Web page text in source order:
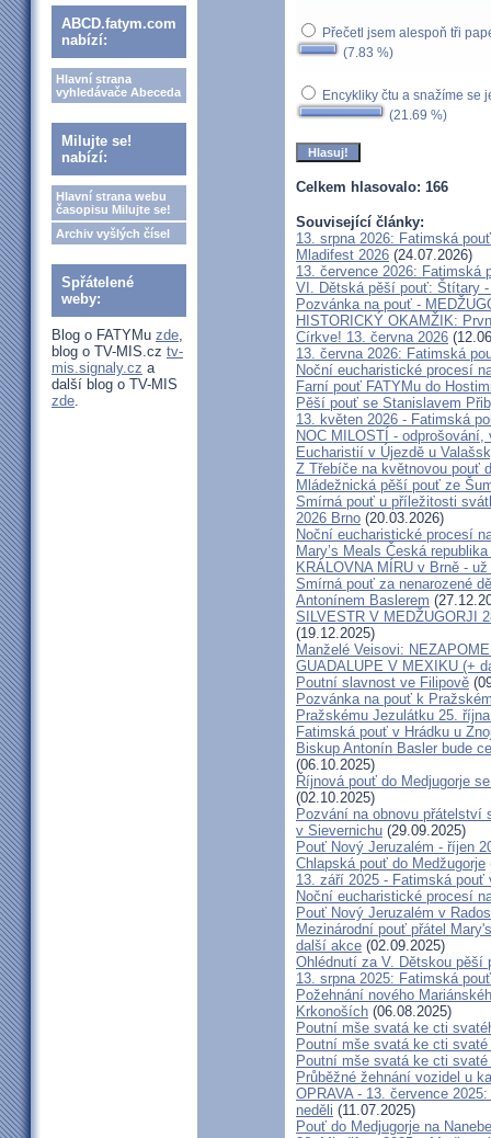
ABCD.fatym.com
nabízí:
Hlavní strana
vyhledávače Abeceda
Milujte se!
nabízí:
Hlavní strana webu
časopisu Milujte se!
Archiv vyšlých čísel
Spřátelené
weby:
Blog o FATYMu zde,
blog o TV-MIS.cz tv-
mis.signaly.cz a
další blog o TV-MIS
zde.
Přečetl jsem alespoň tři
(7.83 %)
Encykliky čtu a snažíme se
(21.69 %)
Celkem hlasovalo: 166
Související články:
13. srpna 2026: Fatimská
Mladifest 2026 (24.07.2026)
13. července 2026: Fatimská
VI. Dětská pěší pouť: Štítary
Pozvánka na pouť -
HISTORICKÝ OKAMŽIK:
Církve! 13. června 2026
13. června 2026: Fatimská
Noční eucharistické procesí
Farní pouť FATYMu do
Pěší pouť se Stanislavem
13. květen 2026 - Fatimská
NOC MILOSTÍ -
Eucharistií v Újezdě u
Z Třebíče na květnovou pouť
Mládežnická pěší pouť ze
Smírná pouť u příležitosti
2026 Brno (20.03.2026)
Noční eucharistické procesí
Mary’s Meals Česká
KRÁLOVNA MÍRU v Brně -
Smírná pouť za nenarozené
Antonínem Baslerem
SILVESTR V MEDŽUGORJI
(19.12.2025)
Manželé Veisovi:
GUADALUPE V MEXIKU (+
Poutní slavnost ve Filipově
Pozvánka na pouť k
Pražskému Jezulátku 25.
Fatimská pouť v Hrádku u
Biskup Antonín Basler bude
(06.10.2025)
Říjnová pouť do Medjugorje
(02.10.2025)
Pozvání na obnovu přátelství
v Sievernichu (29.09.2025)
Pouť Nový Jeruzalém - říjen
Chlapská pouť do Medžugorje
13. září 2025 - Fatimská pouť
Noční eucharistické procesí
Pouť Nový Jeruzalém v
Mezinárodní pouť přátel
další akce (02.09.2025)
Ohlédnutí za V. Dětskou pěší
13. srpna 2025: Fatimská
Požehnání nového
Krkonoších (06.08.2025)
Poutní mše svatá ke cti
Poutní mše svatá ke cti
Poutní mše svatá ke cti
Průběžné žehnání vozidel u
OPRAVA - 13. července
neděli (11.07.2025)
Pouť do Medjugorje na